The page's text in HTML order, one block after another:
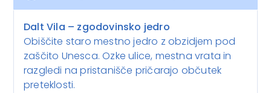
Dalt Vila – zgodovinsko jedro
Obiščite staro mestno jedro z obzidjem pod
zaščito Unesca. Ozke ulice, mestna vrata in
razgledi na pristanišče pričarajo občutek
preteklosti.